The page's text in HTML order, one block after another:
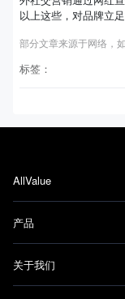
以上这些，对品牌立
部分文章来源于网络，
标签：
AllValue
产品
关于我们